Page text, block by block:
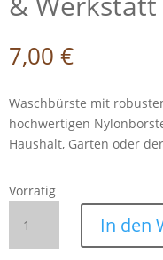
7,00 €
Waschbürste mit
hochwertigen
Haushalt, Garten oder
Vorrätig
Waschbürste
mit
Nylonborsten
In den